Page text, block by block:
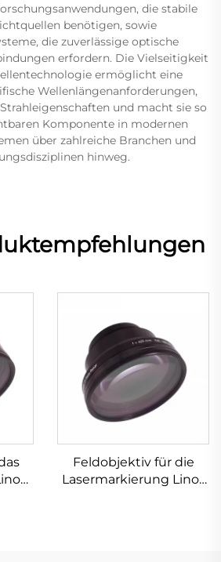
die stabile
benötigen, sowie
die zuverlässige optische
erfordern. Die Vielseitigkeit
ermöglicht eine
Wellenlängenanforderungen,
und macht sie so
Komponente in modernen
über zahlreiche Branchen und
hinweg.
Feldobjektiv für die
Lasermarkierung Linos